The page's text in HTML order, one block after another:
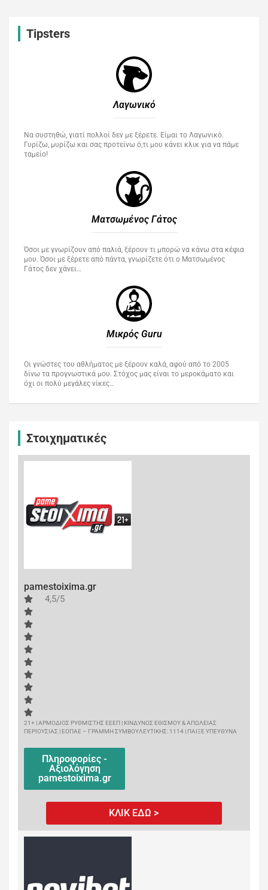
Tipsters
Λαγωνικό
Να συστηθώ, γιατί πολλοί δεν με ξέρετε. Είμαι το Λαγωνικό.
Γυρίζω, μυρίζω και σας προτείνω ό,τι μου κάνει κλικ για να πάμε
ταμείο!
Ματσωμένος Γάτος​
Όσοι με γνωρίζουν από παλιά, ξέρουν τι μπορώ να κάνω στα κέφια
μου. Όσοι με ξέρετε από πάντα, γνωρίζετε ότι ο Ματσωμένος
Γάτος δεν χάνει…
Μικρός Guru​
Οι γνώστες του αθλήματος με ξέρουν καλά, αφού από το 2005
δίνω τα προγνωστικά μου. Στόχος μας είναι το μεροκάματο και
όχι οι πολύ μεγάλες νίκες…
Στοιχηματικές
pamestoixima.gr
4,5/5
21+ | ΑΡΜΟΔΙΟΣ ΡΥΘΜΙΣΤΗΣ ΕΕΕΠ | ΚΙΝΔΥΝΟΣ ΕΘΙΣΜΟΥ & ΑΠΩΛΕΙΑΣ
ΠΕΡΙΟΥΣΙΑΣ | ΕΟΠΑΕ – ΓΡΑΜΜΗ ΣΥΜΒΟΥΛΕΥΤΙΚΗΣ: 1114 | ΠΑΙΞΕ ΥΠΕΥΘΥΝΑ
Πληροφορίες -
Αξιολόγηση
pamestoixima.gr
ΚΛΙΚ ΕΔΩ >